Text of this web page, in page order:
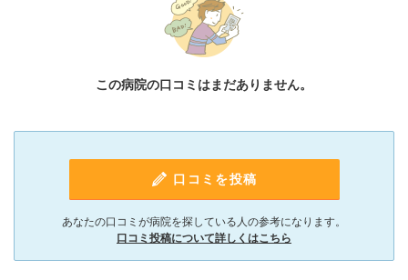
この病院の口コミはまだありません。
口コミを投稿
あなたの口コミが病院を探している人の参考になります。
口コミ投稿について詳しくはこちら